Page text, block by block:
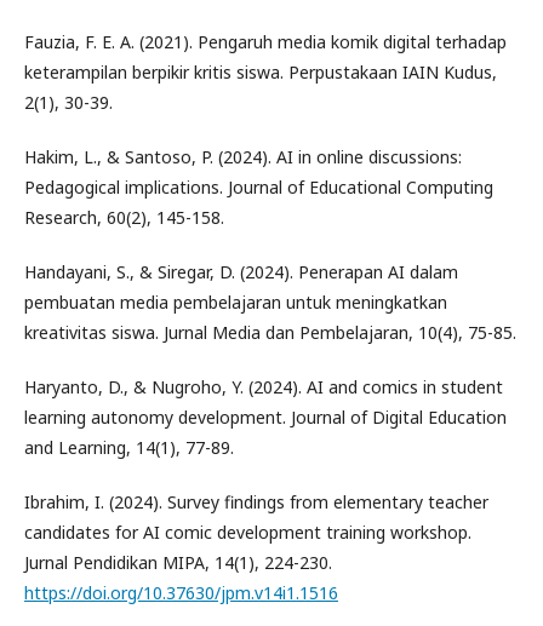
Fauzia, F. E. A. (2021). Pengaruh media komik digital terhadap
keterampilan berpikir kritis siswa. Perpustakaan IAIN Kudus,
2(1), 30-39.
Hakim, L., & Santoso, P. (2024). AI in online discussions:
Pedagogical implications. Journal of Educational Computing
Research, 60(2), 145-158.
Handayani, S., & Siregar, D. (2024). Penerapan AI dalam
pembuatan media pembelajaran untuk meningkatkan
kreativitas siswa. Jurnal Media dan Pembelajaran, 10(4), 75-85.
Haryanto, D., & Nugroho, Y. (2024). AI and comics in student
learning autonomy development. Journal of Digital Education
and Learning, 14(1), 77-89.
Ibrahim, I. (2024). Survey findings from elementary teacher
candidates for AI comic development training workshop.
Jurnal Pendidikan MIPA, 14(1), 224-230.
https://doi.org/10.37630/jpm.v14i1.1516